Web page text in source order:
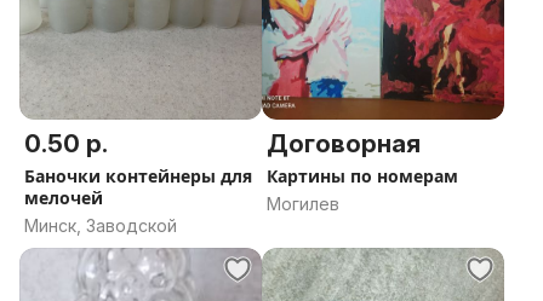
0.50 р.
Баночки контейнеры для
мелочей
Минск, Заводской
Договорная
Картины по номерам
Могилев